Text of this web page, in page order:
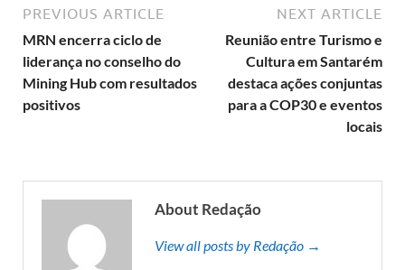
PREVIOUS ARTICLE
MRN encerra ciclo de
liderança no conselho do
Mining Hub com resultados
positivos
NEXT ARTICLE
Reunião entre Turismo e
Cultura em Santarém
destaca ações conjuntas
para a COP30 e eventos
locais
About Redação
View all posts by Redação →